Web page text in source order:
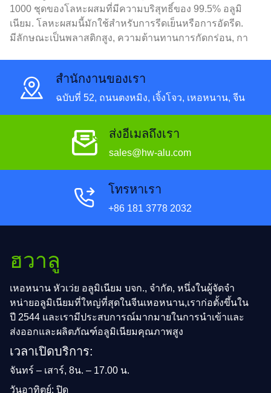
1000 ชุดของโลหะผสมที่มีความบริสุทธิ์ของ 99.5% อลูมิ
เนียม. โลหะผสมนี้มักใช้สำหรับการรีดเย็นหรือการอัดรีด.
มีลักษณะเป็นพลาสติกสูง, ความต้านทานการกัดกร่อน, กา
สํานักงานของเรา
ฉบับที่ 52, ถนนตงหมิง, เจิ้งโจว, เหอหนาน, จีน
ส่งอีเมลถึงเรา
sales@hw-alu.com
โทรหาเรา
+86 181 3778 2032
ฮวาลู
เหอหนาน หัวเว่ย อลูมิเนียม บจก., จํากัด, หนึ่งในผู้จัดจํา
หน่ายอลูมิเนียมที่ใหญ่ที่สุดในจีนเหอหนาน,เราก่อตั้งขึ้นใน
ปี 2544 และเรามีประสบการณ์มากมายในการนําเข้าและ
ส่งออกและผลิตภัณฑ์อลูมิเนียมคุณภาพสูง
เวลาเปิดบริการ:
จันทร์ – เสาร์, 8น. – 17.00 น.
วันอาทิตย์: ปิด